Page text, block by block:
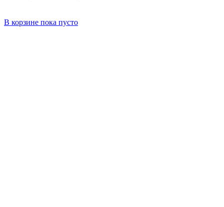
В корзине пока пусто